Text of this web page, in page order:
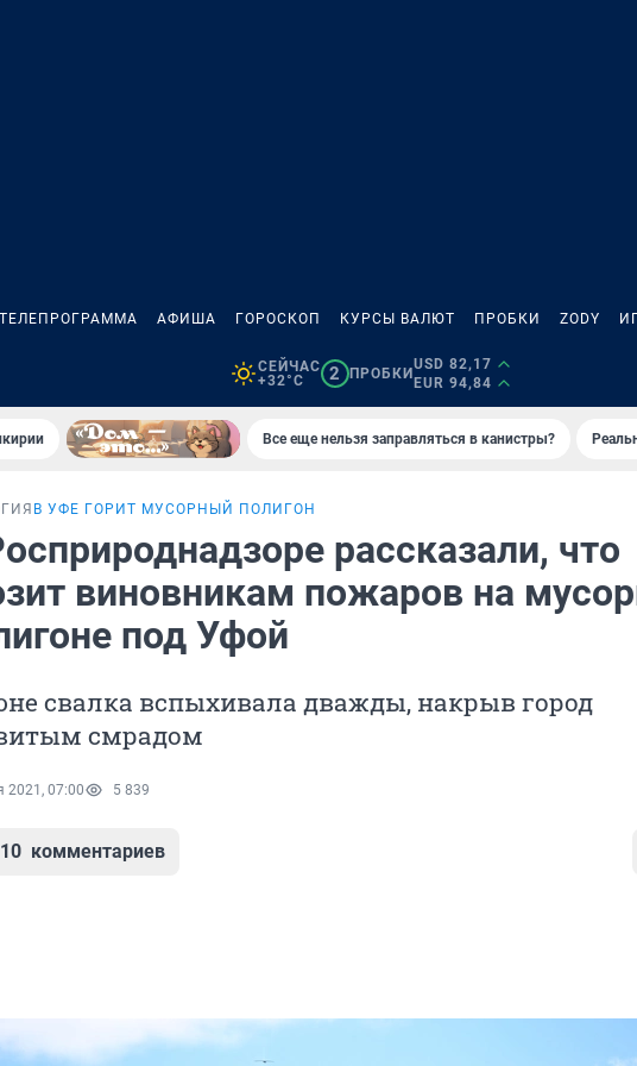
ТЕЛЕПРОГРАММА АФИША ГОРОСКОП КУРСЫ ВАЛЮТ ПРОБКИ ZODY
СЕЙЧАС
+32°C
2 ПРОБКИ
USD 82,17
EUR 94,84
Все еще нельзя заправляться в канистры?
В УФЕ ГОРИТ МУСОРНЫЙ ПОЛИГОН
рассказали, что
виновникам пожаров на
под Уфой
свалка вспыхивала дважды, накрыв город
смрадом
2021, 07:00 5 839
10 комментариев